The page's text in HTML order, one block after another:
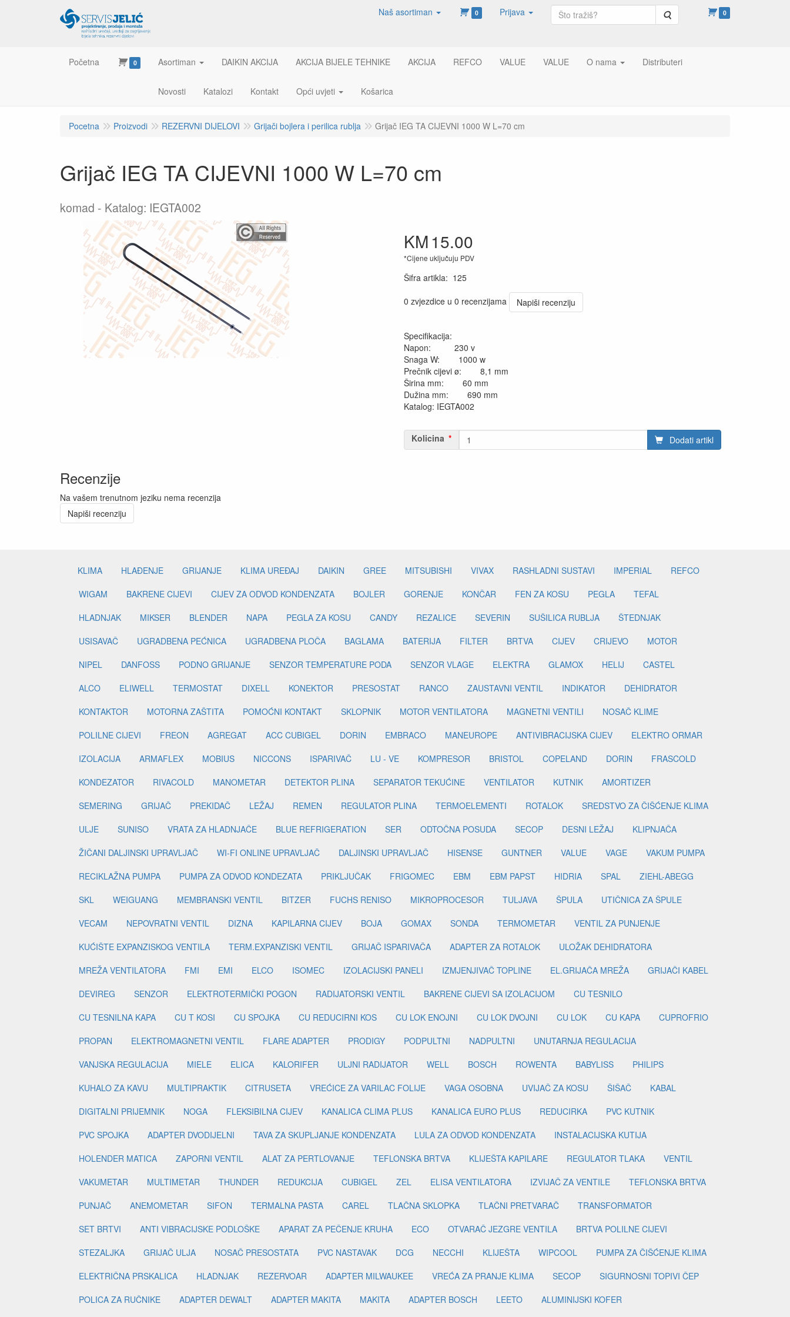
Naš asortiman 0 Prijava Pretraga 0
Početna 0 Asortiman DAIKIN AKCIJA AKCIJA BIJELE TEHNIKE AKCIJA REFCO VALUE VALUE O nama Distributeri
Novosti Katalozi Kontakt Opći uvjeti Košarica
Pocetna Proizvodi REZERVNI DIJELOVI Grijači bojlera i perilica rublja Grijač IEG TA CIJEVNI 1000 W L=70 cm
Grijač IEG TA CIJEVNI 1000 W L=70 cm
komad Katalog: IEGTA002
KM15.00
*Cijene uključuju PDV
Šifra artikla: 125
0 zvjezdice u 0 recenzijama
Napiši recenziju
Specifikacija:
Napon: 230 v
Snaga W: 1000 w
Prečnik cijevi ø: 8,1 mm
Širina mm: 60 mm
Dužina mm: 690 mm
Katalog: IEGTA002
Kolicina Dodati artikl
Recenzije
Na vašem trenutnom jeziku nema recenzija
Napiši recenziju
KLIMA HLAĐENJE GRIJANJE KLIMA UREĐAJ DAIKIN GREE MITSUBISHI VIVAX RASHLADNI SUSTAVI IMPERIAL
REFCO
WIGAM
BAKRENE CIJEVI CIJEV ZA ODVOD KONDENZATA BOJLER GORENJE KONČAR FEN ZA KOSU PEGLA
TEFAL
HLADNJAK
MIKSER BLENDER NAPA PEGLA ZA KOSU CANDY REZALICE SEVERIN SUŠILICA RUBLJA
ŠTEDNJAK
USISAVAČ
UGRADBENA PEĆNICA UGRADBENA PLOČA BAGLAMA BATERIJA FILTER BRTVA CIJEV CRIJEVO
MOTOR
NIPEL
DANFOSS PODNO GRIJANJE SENZOR TEMPERATURE PODA SENZOR VLAGE ELEKTRA GLAMOX HELIJ
CASTEL
ALCO
ELIWELL TERMOSTAT DIXELL KONEKTOR PRESOSTAT RANCO ZAUSTAVNI VENTIL INDIKATOR
DEHIDRATOR
KONTAKTOR
MOTORNA ZAŠTITA POMOĆNI KONTAKT SKLOPNIK MOTOR VENTILATORA MAGNETNI VENTILI
NOSAČ KLIME
POLILNE CIJEVI
FREON AGREGAT ACC CUBIGEL DORIN EMBRACO MANEUROPE ANTIVIBRACIJSKA CIJEV
ELEKTRO ORMAR
IZOLACIJA
ARMAFLEX MOBIUS NICCONS ISPARIVAČ LU - VE KOMPRESOR BRISTOL COPELAND DORIN
FRASCOLD
KONDEZATOR
RIVACOLD MANOMETAR DETEKTOR PLINA SEPARATOR TEKUĆINE VENTILATOR KUTNIK
AMORTIZER
SEMERING
GRIJAČ PREKIDAČ LEŽAJ REMEN REGULATOR PLINA TERMOELEMENTI ROTALOK
SREDSTVO ZA ČIŠĆENJE KLIMA
ULJE
SUNISO VRATA ZA HLADNJAČE BLUE REFRIGERATION SER ODTOČNA POSUDA SECOP DESNI LEŽAJ
KLIPNJAČA
ŽIČANI DALJINSKI UPRAVLJAČ
WI-FI ONLINE UPRAVLJAČ DALJINSKI UPRAVLJAČ HISENSE GUNTNER VALUE VAGE
VAKUM PUMPA
RECIKLAŽNA PUMPA
PUMPA ZA ODVOD KONDEZATA PRIKLJUČAK FRIGOMEC EBM EBM PAPST HIDRIA SPAL
ZIEHL-ABEGG
SKL
WEIGUANG MEMBRANSKI VENTIL BITZER FUCHS RENISO MIKROPROCESOR TULJAVA ŠPULA
UTIČNICA ZA ŠPULE
VECAM
NEPOVRATNI VENTIL DIZNA KAPILARNA CIJEV BOJA GOMAX SONDA TERMOMETAR
VENTIL ZA PUNJENJE
KUĆIŠTE EXPANZISKOG VENTILA
TERM.EXPANZISKI VENTIL GRIJAČ ISPARIVAČA ADAPTER ZA ROTALOK
ULOŽAK DEHIDRATORA
MREŽA VENTILATORA
FMI EMI ELCO ISOMEC IZOLACIJSKI PANELI IZMJENJIVAČ TOPLINE EL.GRIJAČA MREŽA
GRIJAČI KABEL
DEVIREG
SENZOR ELEKTROTERMIČKI POGON RADIJATORSKI VENTIL BAKRENE CIJEVI SA IZOLACIJOM
CU TESNILO
CU TESNILNA KAPA
CU T KOSI CU SPOJKA CU REDUCIRNI KOS CU LOK ENOJNI CU LOK DVOJNI CU LOK CU KAPA
CUPROFRIO
PROPAN
ELEKTROMAGNETNI VENTIL FLARE ADAPTER PRODIGY PODPULTNI NADPULTNI
UNUTARNJA REGULACIJA
VANJSKA REGULACIJA
MIELE ELICA KALORIFER ULJNI RADIJATOR WELL BOSCH ROWENTA BABYLISS
PHILIPS
KUHALO ZA KAVU
MULTIPRAKTIK CITRUSETA VREĆICE ZA VARILAC FOLIJE VAGA OSOBNA UVIJAČ ZA KOSU ŠIŠAČ
KABAL
DIGITALNI PRIJEMNIK
NOGA FLEKSIBILNA CIJEV KANALICA CLIMA PLUS KANALICA EURO PLUS REDUCIRKA
PVC KUTNIK
PVC SPOJKA
ADAPTER DVODIJELNI TAVA ZA SKUPLJANJE KONDENZATA LULA ZA ODVOD KONDENZATA
INSTALACIJSKA KUTIJA
HOLENDER MATICA
ZAPORNI VENTIL ALAT ZA PERTLOVANJE TEFLONSKA BRTVA KLIJEŠTA KAPILARE REGULATOR TLAKA
VENTIL
VAKUMETAR
MULTIMETAR THUNDER REDUKCIJA CUBIGEL ZEL ELISA VENTILATORA IZVIJAČ ZA VENTILE
TEFLONSKA BRTVA
PUNJAČ
ANEMOMETAR SIFON TERMALNA PASTA CAREL TLAČNA SKLOPKA TLAČNI PRETVARAČ
TRANSFORMATOR
SET BRTVI
ANTI VIBRACIJSKE PODLOŠKE APARAT ZA PEČENJE KRUHA ECO OTVARAČ JEZGRE VENTILA
BRTVA POLILNE CIJEVI
STEZALJKA
GRIJAČ ULJA NOSAČ PRESOSTATA PVC NASTAVAK DCG NECCHI KLIJEŠTA WIPCOOL
PUMPA ZA ČIŠĆENJE KLIMA
ELEKTRIČNA PRSKALICA
HLADNJAK REZERVOAR ADAPTER MILWAUKEE VREĆA ZA PRANJE KLIMA SECOP
SIGURNOSNI TOPIVI ČEP
POLICA ZA RUČNIKE
ADAPTER DEWALT ADAPTER MAKITA MAKITA ADAPTER BOSCH LEETO ALUMINIJSKI KOFER